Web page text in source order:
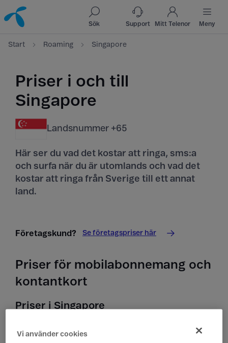
Till innehåll
Till sök
Sök Support Mitt Telenor Meny
Start Roaming Singapore
Priser i och till
Singapore
Landsnummer +65
Här ser du vad det kostar att ringa, sms:a
och surfa när du är utomlands och vad det
kostar att ringa från Sverige till ett annat
land.
Företagskund? Se företagspriser här
Priser för mobilabonnemang och
kontantkort
Priser i Singapore
Vi använder cookies